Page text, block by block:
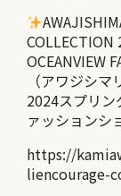
COLLECTION
OCEANVIEW
（アワジシ
2024スプリン
ァッションシ
https://
liencourage-